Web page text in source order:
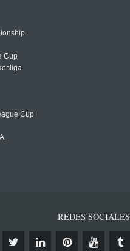
Cup
Cup
REDES SOCIALES